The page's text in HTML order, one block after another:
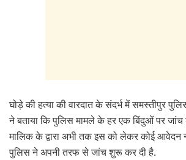
घोड़े की हत्या की वारदात के संदर्भ में समस्तीपुर
ने बताया कि पुलिस मामले के हर एक बिंदुओं पर जांच
मालिक के द्वारा अभी तक इस को लेकर कोई आवेदन
पुलिस ने अपनी तरफ से जांच शुरू कर दी है.